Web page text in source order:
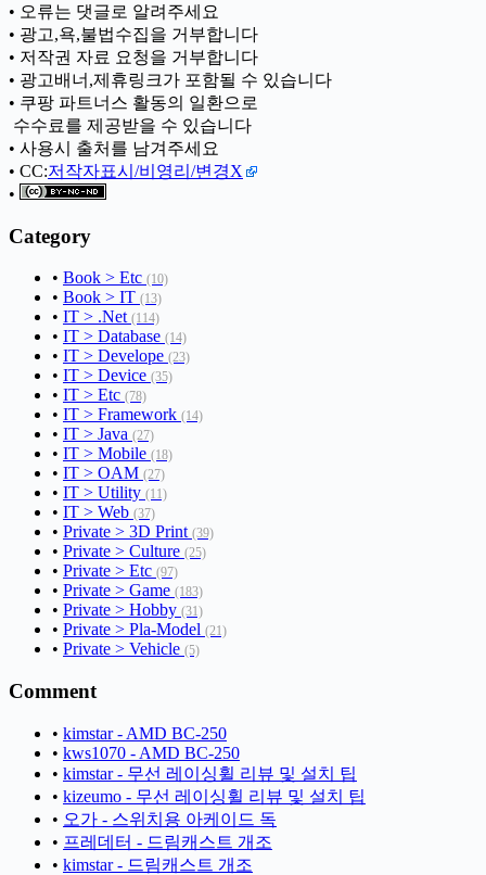
• 오류는 댓글로 알려주세요
• 광고,욕,불법수집을 거부합니다
• 저작권 자료 요청을 거부합니다
• 광고배너,제휴링크가 포함될 수 있습니다
• 쿠팡 파트너스 활동의 일환으로
ㅤ 수수료를 제공받을 수 있습니다
• 사용시 출처를 남겨주세요
• CC:저작자표시/비영리/변경X
•
Category
• Book > Etc (10)
• Book > IT (13)
• IT > .Net (114)
• IT > Database (14)
• IT > Develope (23)
• IT > Device (35)
• IT > Etc (78)
• IT > Framework (14)
• IT > Java (27)
• IT > Mobile (18)
• IT > OAM (27)
• IT > Utility (11)
• IT > Web (37)
• Private > 3D Print (39)
• Private > Culture (25)
• Private > Etc (97)
• Private > Game (183)
• Private > Hobby (31)
• Private > Pla-Model (21)
• Private > Vehicle (5)
Comment
• kimstar - AMD BC-250
• kws1070 - AMD BC-250
• kimstar - 무선 레이싱휠 리뷰 및 설치 팁
• kizeumo - 무선 레이싱휠 리뷰 및 설치 팁
• 오가 - 스위치용 아케이드 독
• 프레데터 - 드림캐스트 개조
• kimstar - 드림캐스트 개조